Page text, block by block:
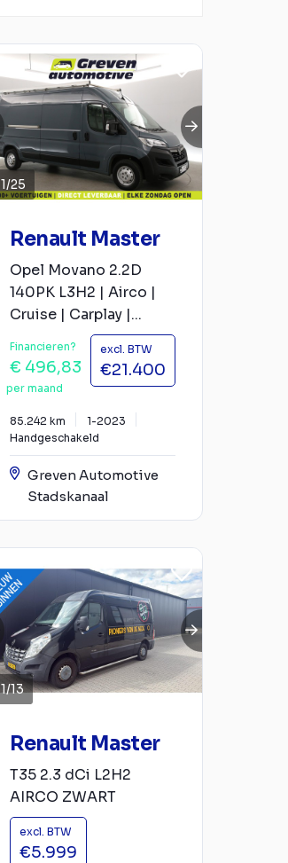
1/25
Renault Master
Opel Movano 2.2D
140PK L3H2 | Airco |
Cruise | Carplay |...
Financieren?
€ 496,83
per maand
excl. BTW
€21.400
85.242 km
1-2023
Handgeschakeld
Greven Automotive
Stadskanaal
1/13
Renault Master
T35 2.3 dCi L2H2
AIRCO ZWART
excl. BTW
€5.999